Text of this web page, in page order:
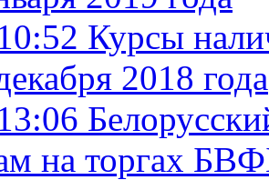
Курсы
2018 года
на торгах